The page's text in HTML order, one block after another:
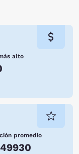
alto
promedio
49930